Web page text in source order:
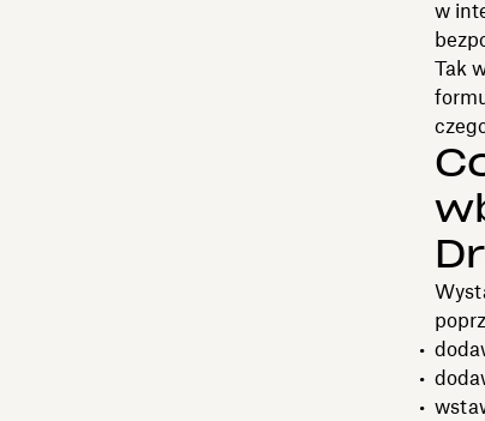
w
Tak